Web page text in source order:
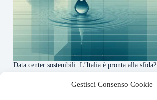
Gestisci Consenso Cookie
Data center sostenibili: L’Italia è pronta alla sfida?